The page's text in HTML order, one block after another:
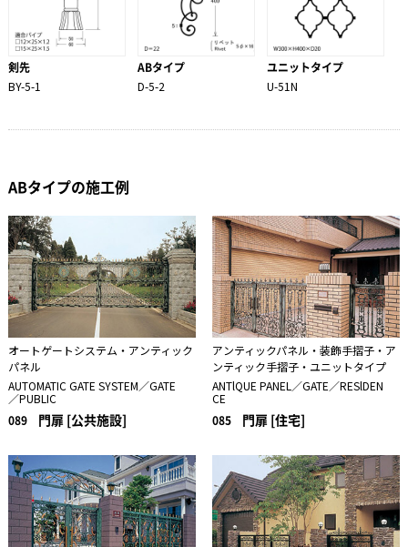
剣先
BY-5-1
ABタイプ
D-5-2
ユニットタイプ
U-51N
ABタイプの施工例
オートゲートシステム・アンティック
パネル
AUTOMATIC GATE SYSTEM／GATE
／PUBLIC
089 門扉 [公共施設]
アンティックパネル・装飾手摺子・ア
ンティック手摺子・ユニットタイプ
ANTlQUE PANEL／GATE／RESlDEN
CE
085 門扉 [住宅]